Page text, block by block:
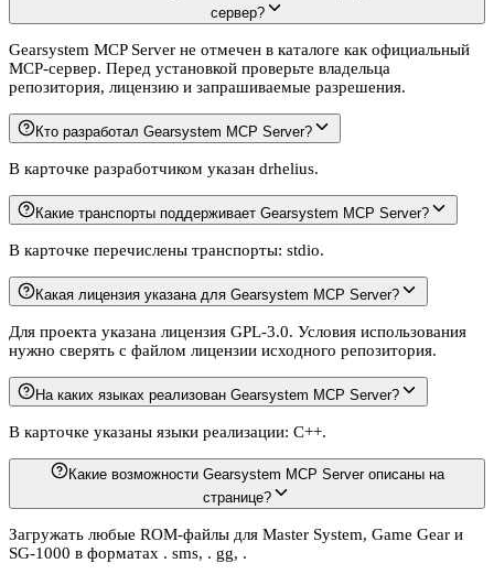
сервер?
Gearsystem MCP Server не отмечен в каталоге как официальный
MCP-сервер. Перед установкой проверьте владельца
репозитория, лицензию и запрашиваемые разрешения.
Кто разработал Gearsystem MCP Server?
В карточке разработчиком указан drhelius.
Какие транспорты поддерживает Gearsystem MCP Server?
В карточке перечислены транспорты: stdio.
Какая лицензия указана для Gearsystem MCP Server?
Для проекта указана лицензия GPL-3.0. Условия использования
нужно сверять с файлом лицензии исходного репозитория.
На каких языках реализован Gearsystem MCP Server?
В карточке указаны языки реализации: C++.
Какие возможности Gearsystem MCP Server описаны на
странице?
Загружать любые ROM-файлы для Master System, Game Gear и
SG-1000 в форматах . sms, . gg, .